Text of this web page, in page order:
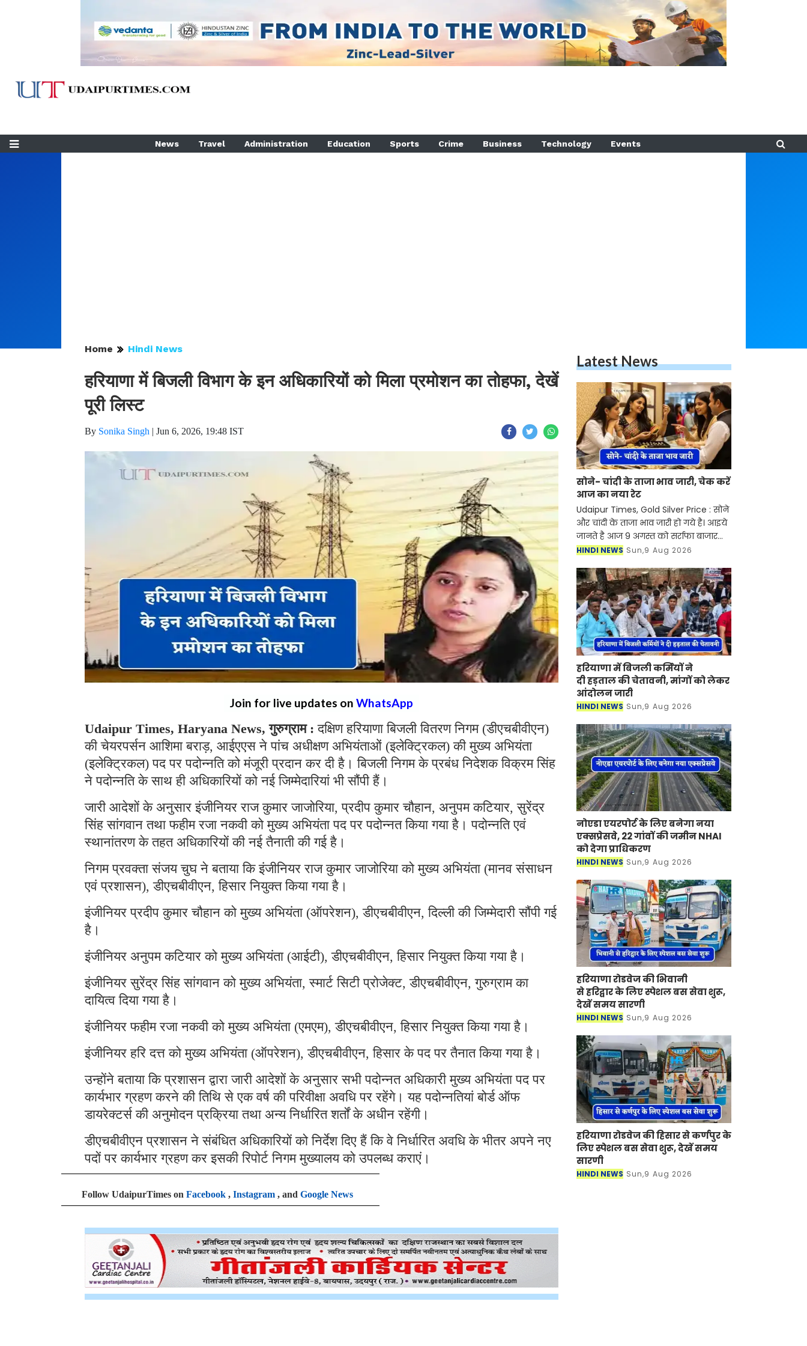
News Travel Administration Education Sports Crime Business Technology Events
Home Hindi News
हरियाणा में बिजली विभाग के इन अधिकारियों को मिला प्रमोशन का तोहफा, देखें
पूरी लिस्ट
By Sonika Singh | Jun 6, 2026, 19:48 IST
Join for live updates on WhatsApp
Udaipur Times, Haryana News, गुरुग्राम : दक्षिण हरियाणा बिजली वितरण निगम (डीएचबीवीएन)
की चेयरपर्सन आशिमा बराड़, आईएएस ने पांच अधीक्षण अभियंताओं (इलेक्ट्रिकल) की मुख्य अभियंता
(इलेक्ट्रिकल) पद पर पदोन्नति को मंजूरी प्रदान कर दी है। बिजली निगम के प्रबंध निदेशक विक्रम सिंह
ने पदोन्नति के साथ ही अधिकारियों को नई जिम्मेदारियां भी सौंपी हैं।
जारी आदेशों के अनुसार इंजीनियर राज कुमार जाजोरिया, प्रदीप कुमार चौहान, अनुपम कटियार, सुरेंद्र
सिंह सांगवान तथा फहीम रजा नकवी को मुख्य अभियंता पद पर पदोन्नत किया गया है। पदोन्नति एवं
स्थानांतरण के तहत अधिकारियों की नई तैनाती की गई है।
निगम प्रवक्ता संजय चुघ ने बताया कि इंजीनियर राज कुमार जाजोरिया को मुख्य अभियंता (मानव संसाधन
एवं प्रशासन), डीएचबीवीएन, हिसार नियुक्त किया गया है।
इंजीनियर प्रदीप कुमार चौहान को मुख्य अभियंता (ऑपरेशन), डीएचबीवीएन, दिल्ली की जिम्मेदारी सौंपी गई
है।
इंजीनियर अनुपम कटियार को मुख्य अभियंता (आईटी), डीएचबीवीएन, हिसार नियुक्त किया गया है।
इंजीनियर सुरेंद्र सिंह सांगवान को मुख्य अभियंता, स्मार्ट सिटी प्रोजेक्ट, डीएचबीवीएन, गुरुग्राम का
दायित्व दिया गया है।
इंजीनियर फहीम रजा नकवी को मुख्य अभियंता (एमएम), डीएचबीवीएन, हिसार नियुक्त किया गया है।
इंजीनियर हरि दत्त को मुख्य अभियंता (ऑपरेशन), डीएचबीवीएन, हिसार के पद पर तैनात किया गया है।
उन्होंने बताया कि प्रशासन द्वारा जारी आदेशों के अनुसार सभी पदोन्नत अधिकारी मुख्य अभियंता पद पर
कार्यभार ग्रहण करने की तिथि से एक वर्ष की परिवीक्षा अवधि पर रहेंगे। यह पदोन्नतियां बोर्ड ऑफ
डायरेक्टर्स की अनुमोदन प्रक्रिया तथा अन्य निर्धारित शर्तों के अधीन रहेंगी।
डीएचबीवीएन प्रशासन ने संबंधित अधिकारियों को निर्देश दिए हैं कि वे निर्धारित अवधि के भीतर अपने नए
पदों पर कार्यभार ग्रहण कर इसकी रिपोर्ट निगम मुख्यालय को उपलब्ध कराएं।
Follow UdaipurTimes on Facebook , Instagram , and Google News
Latest News
सोने- चांदी के ताजा भाव जारी, चेक करें
आज का नया रेट
Udaipur Times, Gold Silver Price : सोने
और चांदी के ताजा भाव जारी हो गये है। आइये
जानते है आज 9 अगस्त को सर्राफा बाजार
सोने-चांदी की कीमतों में कितना बदलाव
एसोसिएशन
HINDI NEWS Sun,9 Aug 2026
हरियाणा में बिजली कर्मियों ने
दी हड़ताल की चेतावनी, मांगों को लेकर
आंदोलन जारी
HINDI NEWS Sun,9 Aug 2026
नोएडा एयरपोर्ट के लिए बनेगा नया
एक्सप्रेसवे, 22 गांवों की जमीन NHAI
को देगा प्राधिकरण
HINDI NEWS Sun,9 Aug 2026
हरियाणा रोडवेज की भिवानी
से हरिद्वार के लिए स्पेशल बस सेवा शुरू,
देखें समय सारणी
HINDI NEWS Sun,9 Aug 2026
हरियाणा रोडवेज की हिसार से कर्णपुर के
लिए स्पेशल बस सेवा शुरू, देखें समय
सारणी
HINDI NEWS Sun,9 Aug 2026